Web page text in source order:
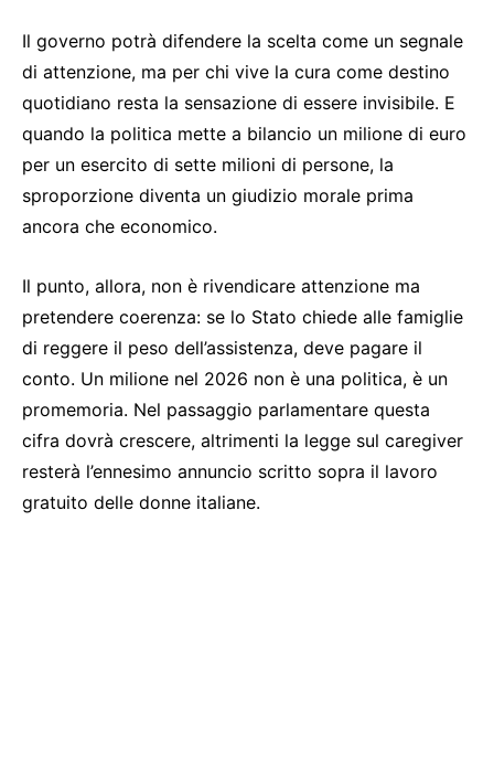
Il governo potrà difendere la scelta come un segnale
di attenzione, ma per chi vive la cura come destino
quotidiano resta la sensazione di essere invisibile. E
quando la politica mette a bilancio un milione di euro
per un esercito di sette milioni di persone, la
sproporzione diventa un giudizio morale prima
ancora che economico.
Il punto, allora, non è rivendicare attenzione ma
pretendere coerenza: se lo Stato chiede alle famiglie
di reggere il peso dell’assistenza, deve pagare il
conto. Un milione nel 2026 non è una politica, è un
promemoria. Nel passaggio parlamentare questa
cifra dovrà crescere, altrimenti la legge sul caregiver
resterà l’ennesimo annuncio scritto sopra il lavoro
gratuito delle donne italiane.